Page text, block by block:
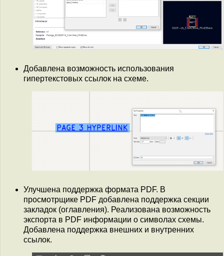
Добавлена возможность использования
гипертекстовых ссылок на схеме.
Улучшена поддержка формата PDF. В
просмотрщике PDF добавлена поддержка секции
закладок (оглавления). Реализована возможность
экспорта в PDF информации о символах схемы.
Добавлена поддержка внешних и внутренних
ссылок.